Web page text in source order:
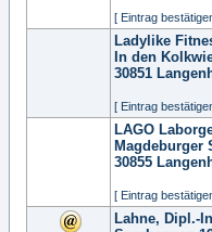
[ Eintrag
Ladylike
In den
30851
[ Eintrag
LAGO
Magdeburger
30855
[ Eintrag
Lahne, Dipl.-